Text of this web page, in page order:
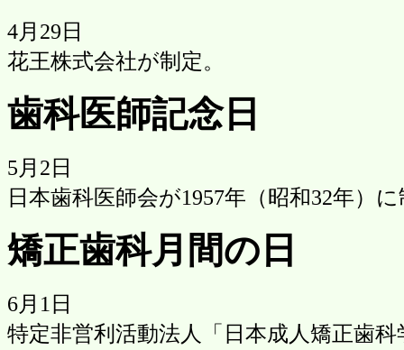
4月29日
花王株式会社が制定。
歯科医師記念日
5月2日
日本歯科医師会が1957年（昭和32年）
矯正歯科月間の日
6月1日
特定非営利活動法人「日本成人矯正歯